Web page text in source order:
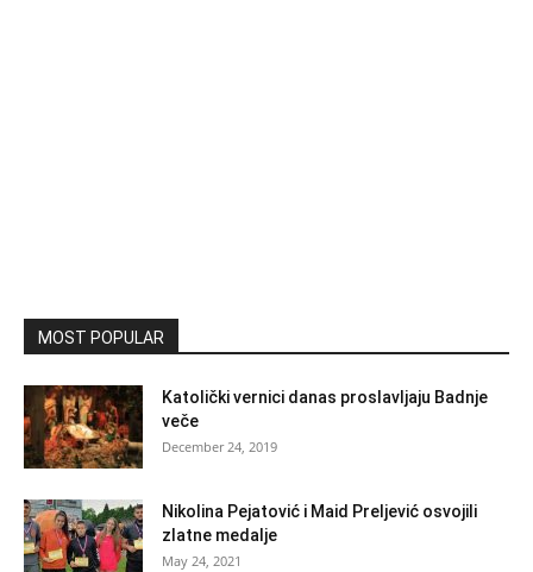
MOST POPULAR
Katolički vernici danas proslavljaju Badnje
veče
December 24, 2019
Nikolina Pejatović i Maid Preljević osvojili
zlatne medalje
May 24, 2021